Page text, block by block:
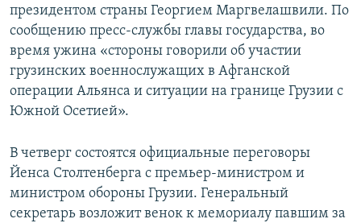
президентом страны Георгием Маргвелашвили. По
сообщению пресс-службы главы государства, во
время ужина «стороны говорили об участии
грузинских военнослужащих в Афганской
операции Альянса и ситуации на границе Грузии с
Южной Осетией».
В четверг состоятся официальные переговоры
Йенса Столтенберга с премьер-министром и
министром обороны Грузии. Генеральный
секретарь возложит венок к мемориалу павшим за